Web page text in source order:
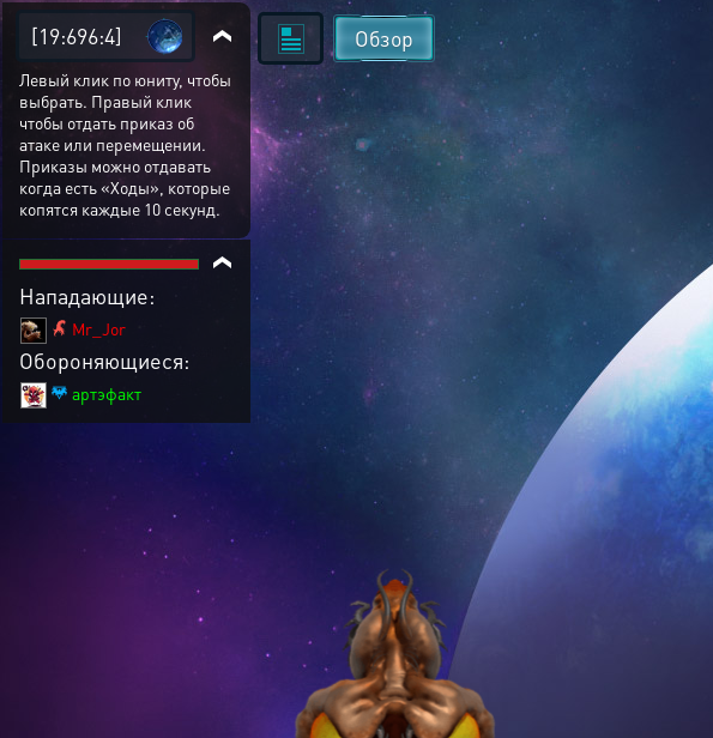
Обзор
[19:696:4]
Левый клик по юниту, чтобы
выбрать. Правый клик
чтобы отдать приказ об
атаке или перемещении.
Приказы можно отдавать
когда есть «Ходы», которые
копятся каждые 10 секунд.
Нападающие:
Mr_Jor
Обороняющиеся:
артэфакт